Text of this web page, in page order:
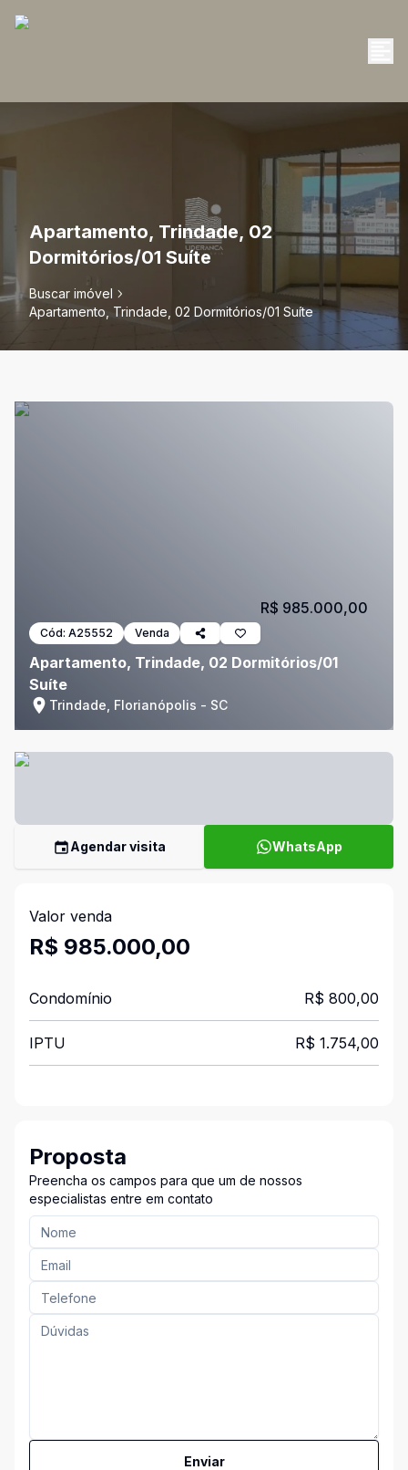
Apartamento, Trindade, 02
Dormitórios/01 Suíte
Buscar imóvel
Apartamento, Trindade, 02 Dormitórios/01 Suíte
Cód: A25552 Venda
Apartamento, Trindade, 02 Dormitórios/01
Suíte
Trindade, Florianópolis - SC
R$ 985.000,00
Agendar visita WhatsApp
Valor venda
R$ 985.000,00
Condomínio R$ 800,00
IPTU R$ 1.754,00
Proposta
Preencha os campos para que um de nossos
especialistas entre em contato
Enviar